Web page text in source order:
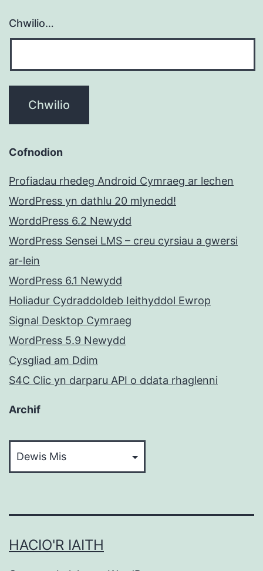
Chwilio…
Cofnodion
Profiadau rhedeg Android Cymraeg ar lechen
WordPress yn dathlu 20 mlynedd!
WorddPress 6.2 Newydd
WordPress Sensei LMS – creu cyrsiau a gwersi
ar-lein
WordPress 6.1 Newydd
Holiadur Cydraddoldeb Ieithyddol Ewrop
Signal Desktop Cymraeg
WordPress 5.9 Newydd
Cysgliad am Ddim
S4C Clic yn darparu API o ddata rhaglenni
Archif
HACIO'R IAITH